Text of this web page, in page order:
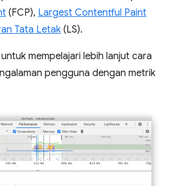
(FCP), Largest Contentful Paint
Tata Letak (LS).
untuk mempelajari lebih lanjut cara
pengguna dengan metrik